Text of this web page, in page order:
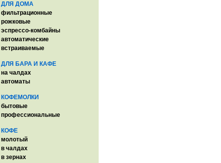
ДЛЯ ДОМА
фильтрационные
рожковые
эспрессо-комбайны
автоматические
встраиваемые
ДЛЯ БАРА И КАФЕ
на чалдах
автоматы
КОФЕМОЛКИ
бытовые
профессиональные
КОФЕ
молотый
в чалдах
в зернах